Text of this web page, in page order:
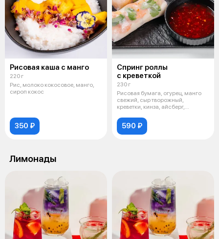
Рисовая каша с манго
220 г
Рис, молоко кокосовое, манго,
сироп кокос
350 ₽
Спринг роллы
с креветкой
230 г
Рисовая бумага, огурец, манго
свежий, сыр творожный,
креветки, кинза, айсберг,
590 ₽
Лимонады